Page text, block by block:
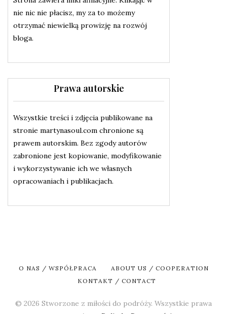
nie nic nie płacisz, my za to możemy
otrzymać niewielką prowizję na rozwój
bloga.
Prawa autorskie
Wszystkie treści i zdjęcia publikowane na
stronie martynasoul.com chronione są
prawem autorskim. Bez zgody autorów
zabronione jest kopiowanie, modyfikowanie
i wykorzystywanie ich we własnych
opracowaniach i publikacjach.
O NAS / WSPÓŁPRACA
ABOUT US / COOPERATION
KONTAKT / CONTACT
© 2026 Stworzone z miłości do podróży. Wszystkie prawa